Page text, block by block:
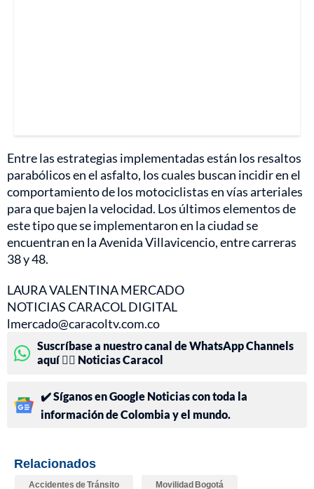
Entre las estrategias implementadas están los resaltos
parabólicos en el asfalto, los cuales buscan incidir en el
comportamiento de los motociclistas en vías arteriales
para que bajen la velocidad. Los últimos elementos de
este tipo que se implementaron en la ciudad se
encuentran en la Avenida Villavicencio, entre carreras
38 y 48.
LAURA VALENTINA MERCADO
NOTICIAS CARACOL DIGITAL
lmercado@caracoltv.com.co
Suscríbase a nuestro canal de WhatsApp Channels
aquí 👉🏻 Noticias Caracol
✔️ Síganos en Google Noticias con toda la
información de Colombia y el mundo.
Relacionados
Accidentes de Tránsito Movilidad Bogotá